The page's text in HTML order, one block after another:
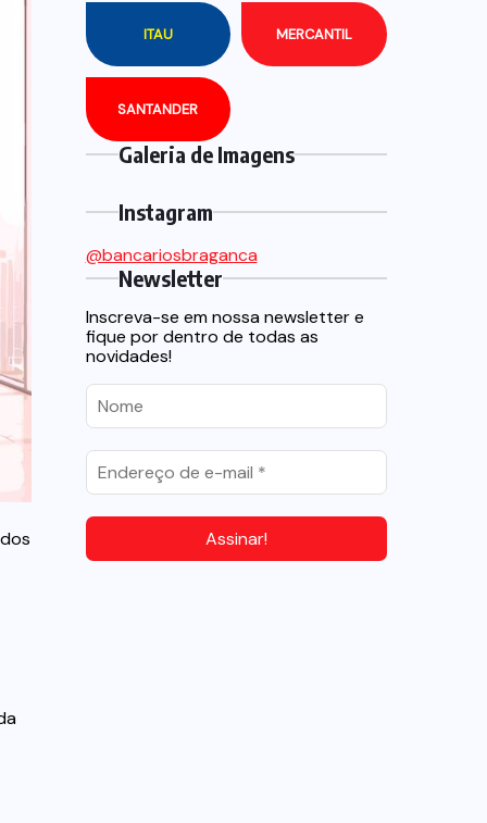
ITAU MERCANTIL
SANTANDER
Galeria de Imagens
Instagram
@bancariosbraganca
Newsletter
Inscreva-se em nossa newsletter e
fique por dentro de todas as
novidades!